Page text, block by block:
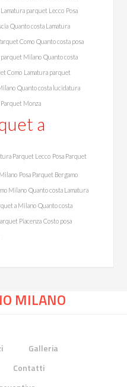
Lamatura parquet Lecco Posa
Quanto costa Lamatura
Como Quanto costa posa
parquet Milano Quanto costa
Como Lamatura parquet
Quanto costa lucidatura
Monza
a
Parquet Lecco Posa Parquet
Posa Parquet Bergamo
Milano Quanto costa Lamatura
a Milano Quanto costa
Piacenza Costo posa
MILANO
Galleria
Contatti